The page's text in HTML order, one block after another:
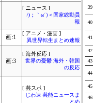
[ ニュース ]
/)；｀ω´)＜国家総動員
報
画:1
[ アニメ・漫画 ]
異世界転生まとめ速報
画:3
[ 海外反応 ]
世界の憂鬱 海外・韓国
の反応
[ 芸スポ ]
じわ速 芸能ニュースま
とめ
39
40
41
42
43
44
45
46